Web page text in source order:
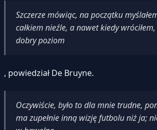
Szczerze mówiąc, na początku
całkiem nieźle, a nawet kiedy wróciłem,
dobry poziom
, powiedział De Bruyne.
Oczywiście, było to dla mnie trudne,
ma zupełnie inną wizję futbolu niż ja;